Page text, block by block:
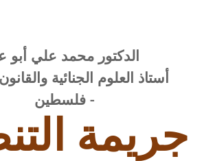
الدكتور محمد علي أبو
أستاذ العلوم الجنائية
- فلسطين
جريمة